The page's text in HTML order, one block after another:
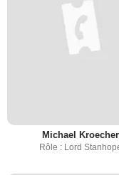
Michael Kroecher
Rôle : Lord